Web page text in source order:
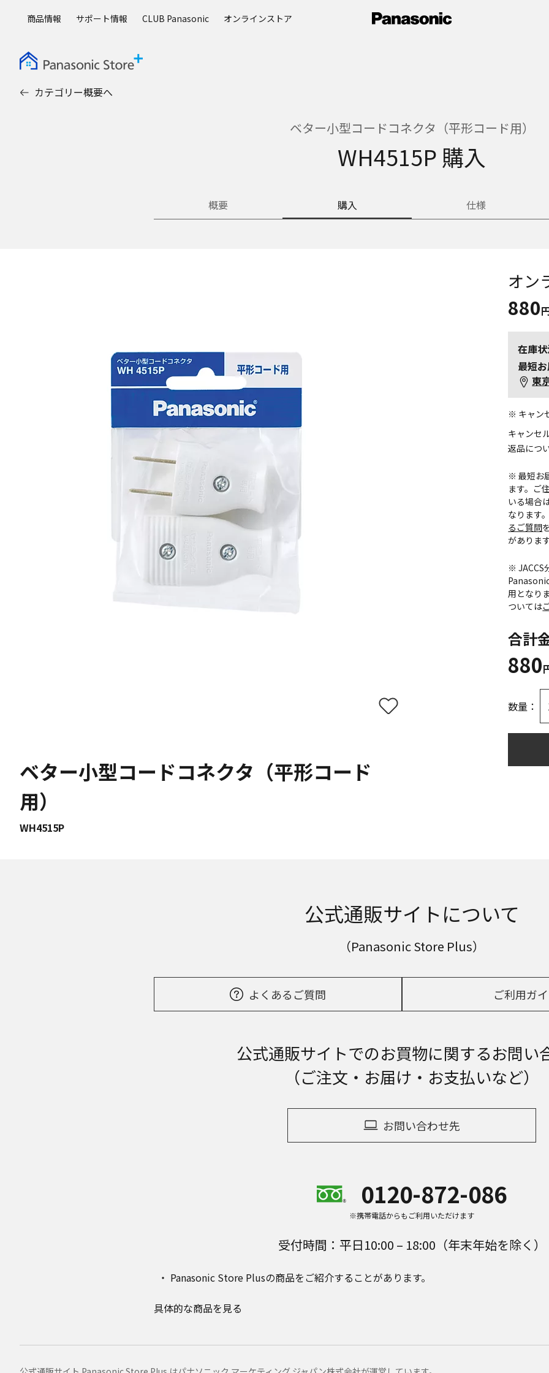
商品情報 サポート情報 CLUB Panasonic オンラインストア
カテゴリー概要へ
ベター小型コードコネクタ（平形コード用）
WH4515P 購入
概要 購入 仕様
ベター小型コードコネクタ（平形コード
用）
WH4515P
オン
880
在庫
最短
東
※ キャン
キャンセ
返品につ
※ 最短お
ます。ご
いる場合
なります
るご質問
があります
※ JACCS
用となり
ついては
合計
880
数量：
公式通販サイトについて
（Panasonic Store Plus）
よくあるご質問 ご利用ガ
公式通販サイトでのお買物に関するお問い
（ご注文・お届け・お支払いなど）
お問い合わせ先
0120-872-086
※携帯電話からもご利用いただけます
受付時間：平日10:00 – 18:00（年末年始を除く）
Panasonic Store Plusの商品をご紹介することがあります。
具体的な商品を見る